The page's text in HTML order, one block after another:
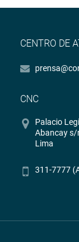
CENTRO DE
CNC
Palacio
Abancay s/
Lima
311-7777